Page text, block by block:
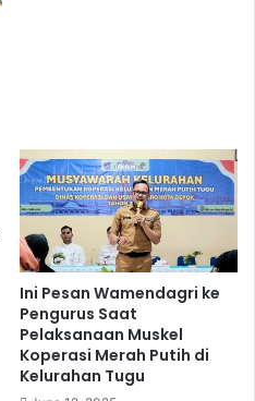
Ini Pesan Wamendagri ke
Pengurus Saat
Pelaksanaan Muskel
Koperasi Merah Putih di
Kelurahan Tugu